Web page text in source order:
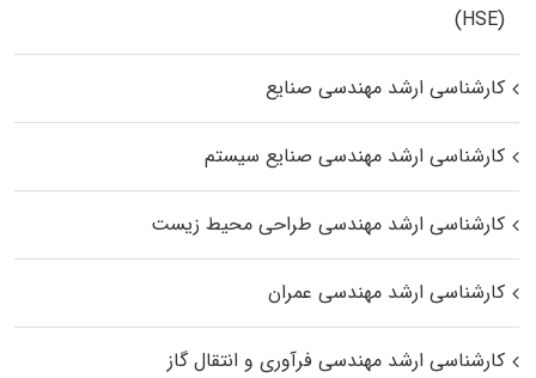
(HSE)
کارشناسی ارشد مهندسی صنایع
کارشناسی ارشد مهندسی صنایع سیستم
کارشناسی ارشد مهندسی طراحی محیط زیست
کارشناسی ارشد مهندسی عمران
کارشناسی ارشد مهندسی فرآوری و انتقال گاز